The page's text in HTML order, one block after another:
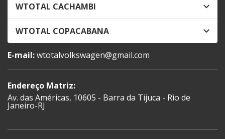
WTOTAL CACHAMBI
WTOTAL COPACABANA
E-mail:wtotalvolkswagen@gmail.com
Endereço Matriz:
Av. das Américas, 10605 - Barra da Tijuca - Rio de
Janeiro-RJ